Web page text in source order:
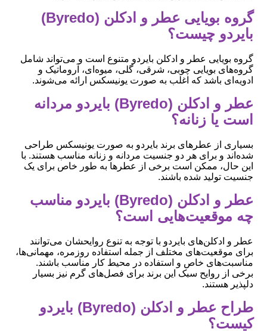
گروه بویایی عطر و ادکلن (Byredo)
بایردو چیست؟
گروه بویایی عطر و ادکلن بایردو متنوع است و می‌تواند شامل
گروه‌های بویایی چوبی، شرقی، گلی، میوه‌ای، آروماتیک و
ادویه‌ای باشد که اغلب به صورت یونیسکس ارائه می‌شوند.
عطر و ادکلن (Byredo) بایردو مردانه
است یا زنانه؟
بسیاری از عطرهای برند بایردو به صورت یونیسکس طراحی
شده‌اند و برای هر دو جنسیت مردانه و زنانه مناسب هستند. با
این حال، ممکن است برخی از عطرها به طور خاص برای یک
جنسیت تولید شده باشند.
عطر و ادکلن (Byredo) بایردو مناسب
چه موقعیت‌هایی است؟
عطر و ادکلن‌های بایردو با توجه به تنوع روایحشان می‌توانند
برای موقعیت‌های مختلف از جمله استفاده روزمره، مهمانی‌ها،
مناسبت‌های خاص و استفاده در محیط کار مناسب باشند.
برخی از روایح سبک این برند برای فصل‌های گرم نیز بسیار
دلپذیر هستند.
طراح عطر و ادکلن (Byredo) بایردو
کیست؟